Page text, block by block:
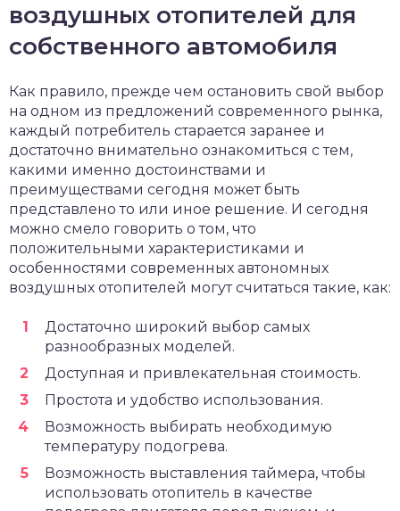
воздушных отопителей для
собственного автомобиля
Как правило, прежде чем остановить свой выбор
на одном из предложений современного рынка,
каждый потребитель старается заранее и
достаточно внимательно ознакомиться с тем,
какими именно достоинствами и
преимуществами сегодня может быть
представлено то или иное решение. И сегодня
можно смело говорить о том, что
положительными характеристиками и
особенностями современных автономных
воздушных отопителей могут считаться такие, как:
Достаточно широкий выбор самых
разнообразных моделей.
Доступная и привлекательная стоимость.
Простота и удобство использования.
Возможность выбирать необходимую
температуру подогрева.
Возможность выставления таймера, чтобы
использовать отопитель в качестве